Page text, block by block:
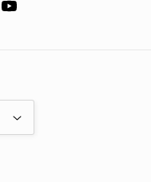
YouTube